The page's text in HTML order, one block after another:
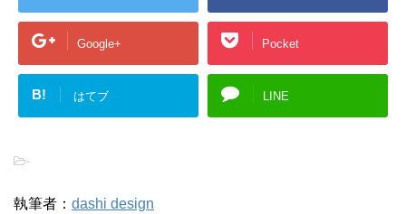
Google+ Pocket
B! はてブ LINE
-
執筆者： dashi design